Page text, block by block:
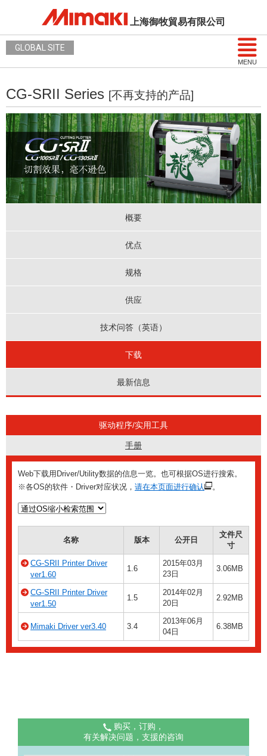
上海御牧貿易有限公司
MENU
GLOBAL SITE
CG-SRII Series [不再支持的产品]
概要
优点
规格
供应
技术问答（英语）
下载
最新信息
驱动程序/实用工具
手册
Web下载用Driver/Utility数据的信息一览。也可根据OS进行搜索。
※各OS的软件・Driver对应状况， 请在本页面进行确认 。
名称 版本 公开日
文件尺
寸
CG-SRII Printer Driver
ver1.60
1.6
2015年03月
23日
3.06MB
CG-SRII Printer Driver
ver1.50
1.5
2014年02月
20日
2.92MB
Mimaki Driver ver3.40 3.4
2013年06月
04日
6.38MB
购买，订购，
有关解决问题，支援的咨询